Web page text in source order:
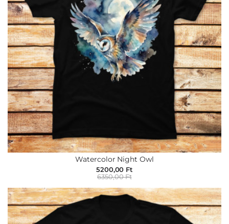
Watercolor Night Owl
5200,00 Ft
6350,00 Ft